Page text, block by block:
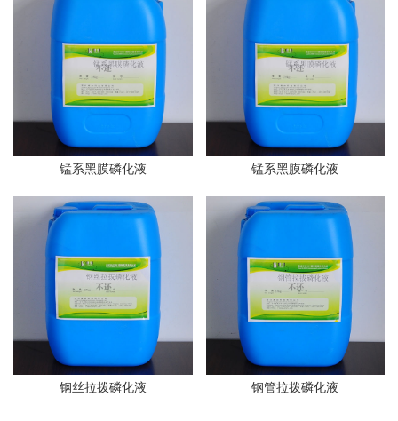
锰系黑膜磷化液 锰系黑膜磷化液
钢丝拉拨磷化液 钢管拉拨磷化液